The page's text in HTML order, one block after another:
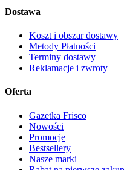
Dostawa
Koszt i obszar dostawy
Metody Płatności
Terminy dostawy
Reklamacje i zwroty
Oferta
Gazetka Frisco
Nowości
Promocje
Bestsellery
Nasze marki